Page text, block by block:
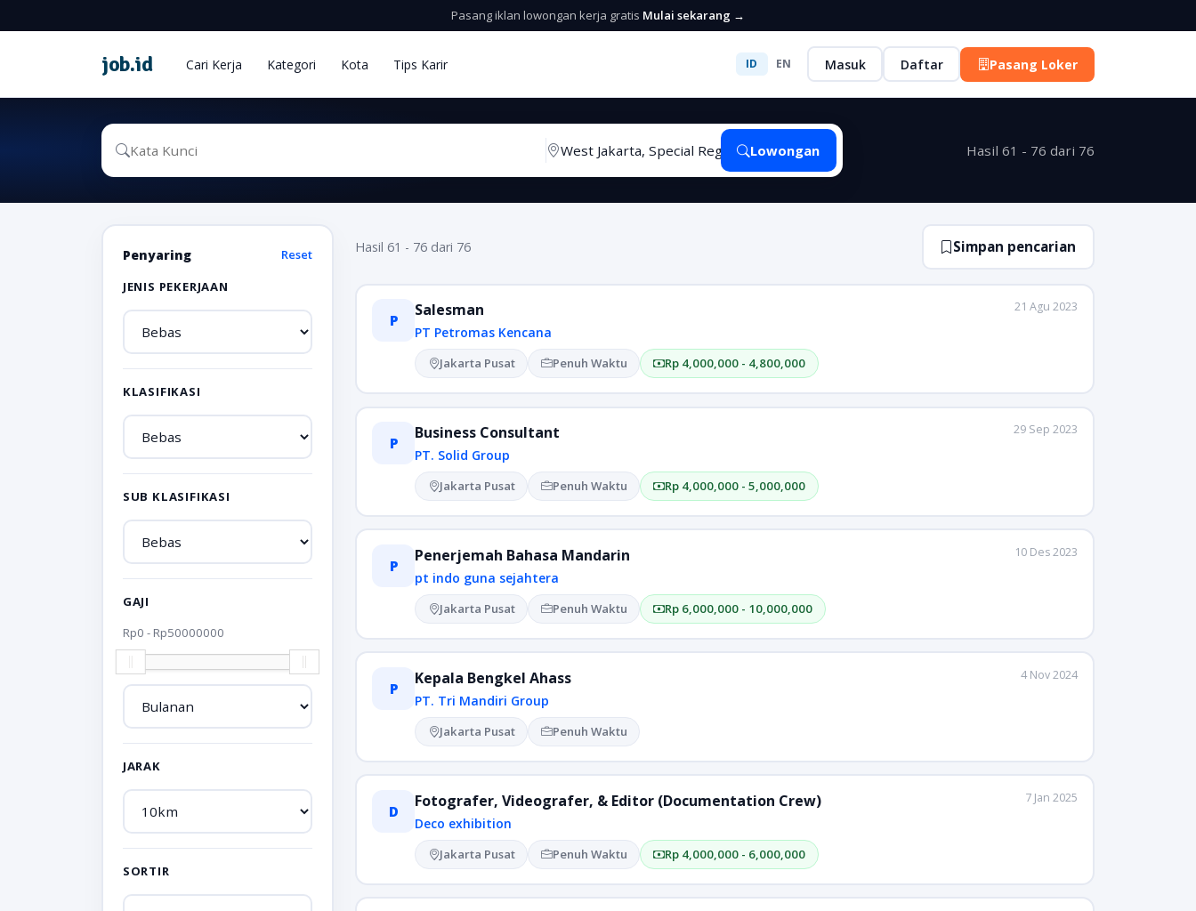
Pasang iklan lowongan kerja gratis Mulai sekarang →
job.id Cari Kerja Kategori Kota Tips Karir ID EN Masuk Daftar Pasang Loker
Lowongan Hasil 61 - 76 dari 76
Penyaring
Reset
JENIS PEKERJAAN
KLASIFIKASI
SUB KLASIFIKASI
GAJI
Rp0 - Rp50000000
JARAK
SORTIR
Hasil 61 - 76 dari 76 Simpan pencarian
P
Salesman
PT Petromas Kencana
Jakarta Pusat Penuh Waktu Rp 4,000,000 - 4,800,000
21 Agu 2023
P
Business Consultant
PT. Solid Group
Jakarta Pusat Penuh Waktu Rp 4,000,000 - 5,000,000
29 Sep 2023
P
Penerjemah Bahasa Mandarin
pt indo guna sejahtera
Jakarta Pusat Penuh Waktu Rp 6,000,000 - 10,000,000
10 Des 2023
P
Kepala Bengkel Ahass
PT. Tri Mandiri Group
Jakarta Pusat Penuh Waktu
4 Nov 2024
D
Fotografer, Videografer, & Editor (Documentation Crew)
Deco exhibition
Jakarta Pusat Penuh Waktu Rp 4,000,000 - 6,000,000
7 Jan 2025